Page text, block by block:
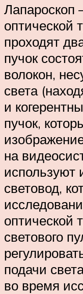
Лапароскоп
оптической
проходят
пучок
волокон,
света
и
пучок,
на
используют
световод,
оптической
светового
подачи
во время